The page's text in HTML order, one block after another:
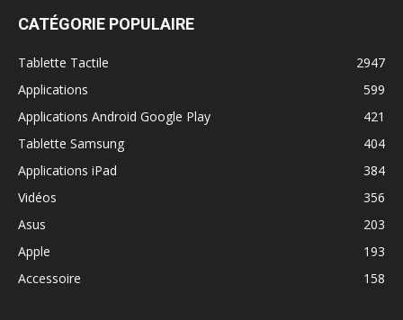
CATÉGORIE POPULAIRE
Tablette Tactile
2947
Applications
599
Applications Android Google Play
421
Tablette Samsung
404
Applications iPad
384
Vidéos
356
Asus
203
Apple
193
Accessoire
158